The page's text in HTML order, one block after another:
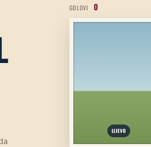
GOLOVI 0
LIJEVO